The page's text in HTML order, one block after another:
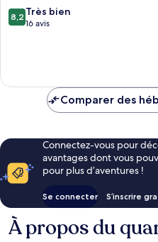
8.2
sur
8,2 Très bien
16 avis
Comparer des
Connectez-vous pour
avantages dont vous
pour plus d’aventures !
Se connecter S’inscrire
À propos du